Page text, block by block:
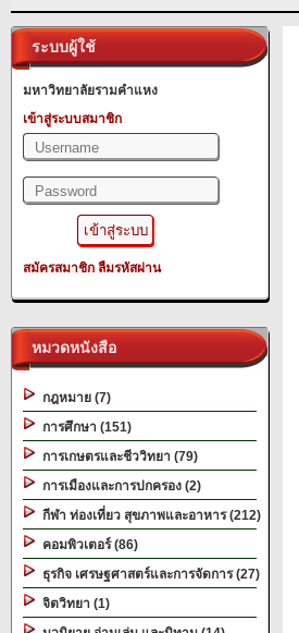
ระบบผู้ใช้
มหาวิทยาลัยรามคำแหง
เข้าสู่ระบบสมาชิก
สมัครสมาชิก ลืมรหัสผ่าน
หมวดหนังสือ
กฎหมาย (7)
การศึกษา (151)
การเกษตรและชีววิทยา (79)
การเมืองและการปกครอง (2)
กีฬา ท่องเที่ยว สุขภาพและอาหาร (212)
คอมพิวเตอร์ (86)
ธุรกิจ เศรษฐศาสตร์และการจัดการ (27)
จิตวิทยา (1)